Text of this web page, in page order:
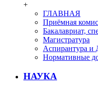
+
ГЛАВНАЯ
Приёмная
Бакалавриат,
Магистратура
Аспирантура и
Нормативные
НАУКА